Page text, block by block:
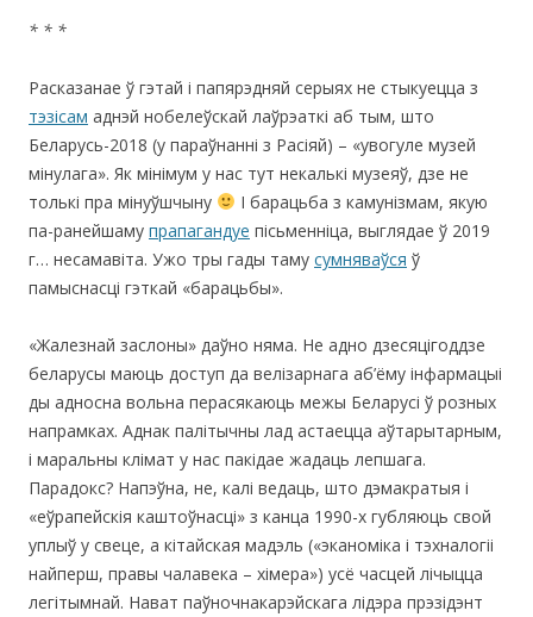
* * *
Расказанае ў гэтай і папярэдняй серыях не стыкуецца з
тэзісам аднэй нобелеўскай лаўрэаткі аб тым, што
Беларусь-2018 (у параўнанні з Расіяй) – «увогуле музей
мінулага». Як мінімум у нас тут некалькі музеяў, дзе не
толькі пра мінуўшчыну
І барацьба з камунізмам, якую
па-ранейшаму прапагандуе пісьменніца, выглядае ў 2019
г… несамавіта. Ужо тры гады таму сумняваўся ў
памыснасці гэткай «барацьбы».
«Жалезнай заслоны» даўно няма. Не адно дзесяцігоддзе
беларусы маюць доступ да велізарнага аб’ёму інфармацыі
ды адносна вольна перасякаюць межы Беларусі ў розных
напрамках. Аднак палітычны лад астаецца аўтарытарным,
і маральны клімат у нас пакідае жадаць лепшага.
Парадокс? Напэўна, не, калі ведаць, што дэмакратыя і
«еўрапейскія каштоўнасці» з канца 1990-х губляюць свой
уплыў у свеце, а кітайская мадэль («эканоміка і тэхналогіі
найперш, правы чалавека – хімера») усё часцей лічыцца
легітымнай. Нават паўночнакарэйскага лідэра прэзідэнт